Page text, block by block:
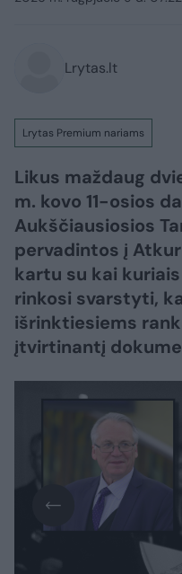
Lrytas.lt
Lrytas Premium nariams
Likus maždaug
m. kovo 11-osios
Aukščiausiosios
pervadintos į
kartu su kai
rinkosi svarstyti,
išrinktiesiems
įtvirtinantį